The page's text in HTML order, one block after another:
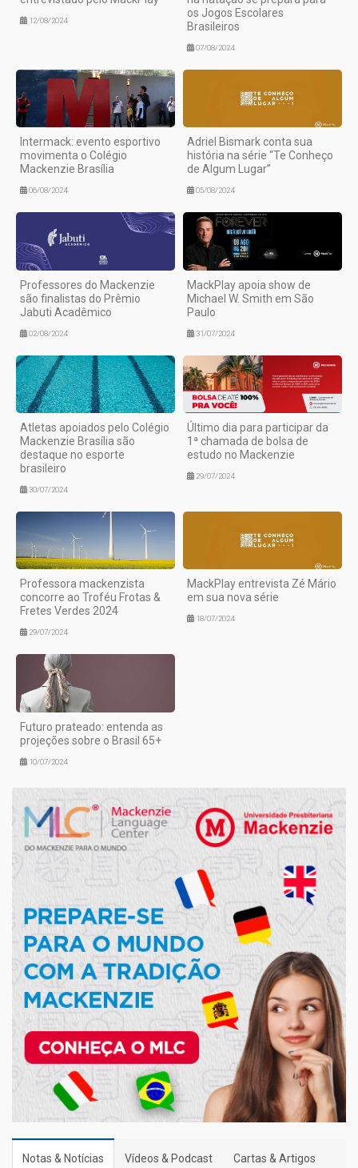
12/08/2024
os Jogos Escolares
Brasileiros
07/08/2024
Intermack: evento esportivo
movimenta o Colégio
Mackenzie Brasília
06/08/2024
Adriel Bismark conta sua
história na série “Te Conheço
de Algum Lugar”
05/08/2024
Professores do Mackenzie
são finalistas do Prêmio
Jabuti Acadêmico
02/08/2024
MackPlay apoia show de
Michael W. Smith em São
Paulo
31/07/2024
Atletas apoiados pelo Colégio
Mackenzie Brasília são
destaque no esporte
brasileiro
30/07/2024
Último dia para participar da
1ª chamada de bolsa de
estudo no Mackenzie
29/07/2024
Professora mackenzista
concorre ao Troféu Frotas &
Fretes Verdes 2024
29/07/2024
MackPlay entrevista Zé Mário
em sua nova série
18/07/2024
Futuro prateado: entenda as
projeções sobre o Brasil 65+
10/07/2024
Notas & Notícias Vídeos & Podcast Cartas & Artigos